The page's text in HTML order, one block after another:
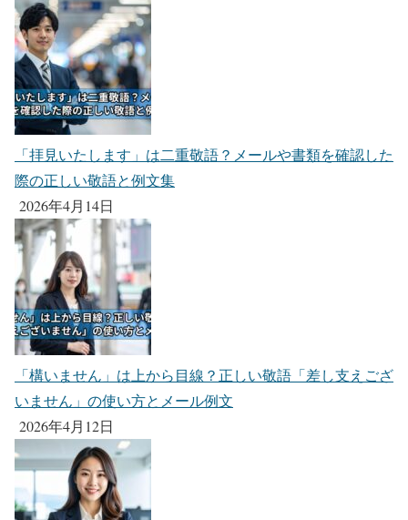
「拝見いたします」は二重敬語？メールや書類を確認した
際の正しい敬語と例文集
2026年4月14日
「構いません」は上から目線？正しい敬語「差し支えござ
いません」の使い方とメール例文
2026年4月12日